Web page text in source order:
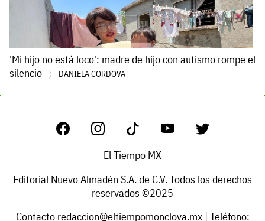
'Mi hijo no está loco': madre de hijo con autismo rompe el
silencio
DANIELA CORDOVA
El Tiempo MX
Editorial Nuevo Almadén S.A. de C.V. Todos los derechos
reservados ©2025
Contacto redaccion@eltiempomonclova.mx| Teléfono: